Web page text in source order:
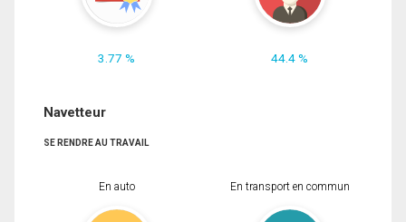
3.77 % 44.4 %
Navetteur
SE RENDRE AU TRAVAIL
En auto En transport en commun